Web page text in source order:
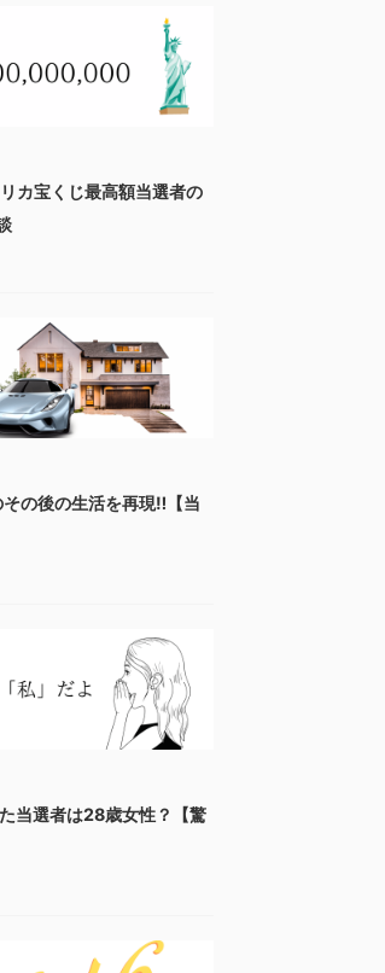
カ宝くじ最高額当選者の
の後の生活を再現‼︎【当
当選者は28歳女性？【驚